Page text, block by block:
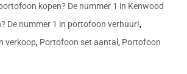
kopen? De nummer 1 in Kenwood
De nummer 1 in portofoon verhuur!,
verkoop, Portofoon set aantal, Portofoon